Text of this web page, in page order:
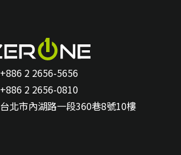
+886 2 2656-5656
+886 2 2656-0810
台北市內湖路一段360巷8號10樓